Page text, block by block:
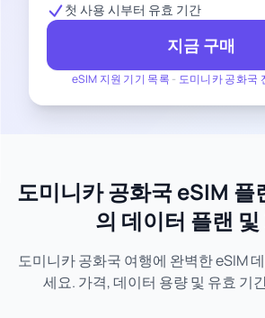
eSIM 지원 기기 목록 - 도미니카 공화국
첫 사용 시부터 유효 기간
지금 구매
도미니카 공화국 eSIM 플
의 데이터 플랜 및
도미니카 공화국 여행에 완벽한 eSIM
세요. 가격, 데이터 용량 및 유효 기